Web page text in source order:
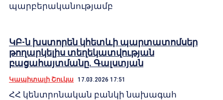
պարբերականությամբ
ԿԲ-ն խստորեն կհետևի պարտատոմսեր
թողարկելիս տեղեկատվության
բացահայտմանը. Գալստյան
Կապիտալի Շուկա 17.03.2026 17:51
ՀՀ կենտրոնական բանկի նախագահ